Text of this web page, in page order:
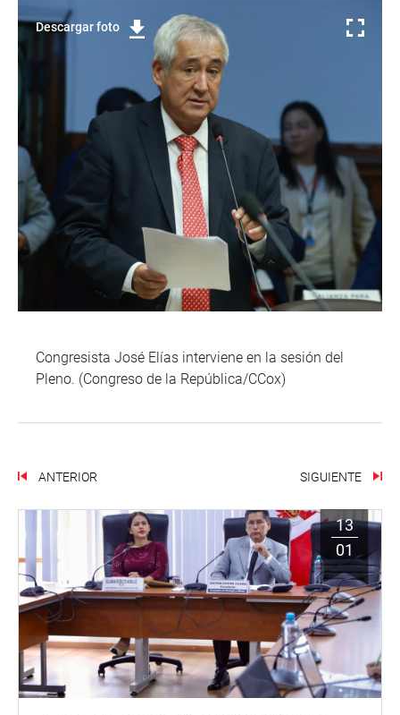
Descargar foto
Congresista José Elías interviene en la sesión del
Pleno. (Congreso de la República/CCox)
ANTERIOR SIGUIENTE
13
01